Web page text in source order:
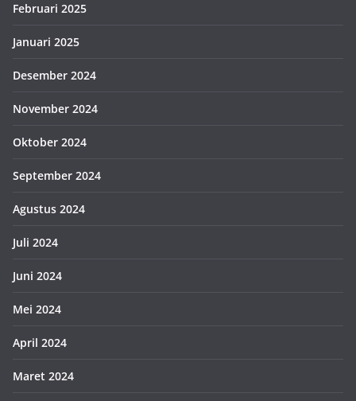
Februari 2025
Januari 2025
Desember 2024
November 2024
Oktober 2024
September 2024
Agustus 2024
Juli 2024
Juni 2024
Mei 2024
April 2024
Maret 2024